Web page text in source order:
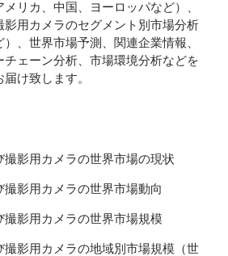
リカ、中国、ヨーロッパなど）、
影用カメラのセグメント別市場分析
）、世界市場予測、関連企業情報、
ェーン分析、市場環境分析などを
け致します。
撮影用カメラの世界市場の現状
撮影用カメラの世界市場動向
撮影用カメラの世界市場規模
撮影用カメラの地域別市場規模（世